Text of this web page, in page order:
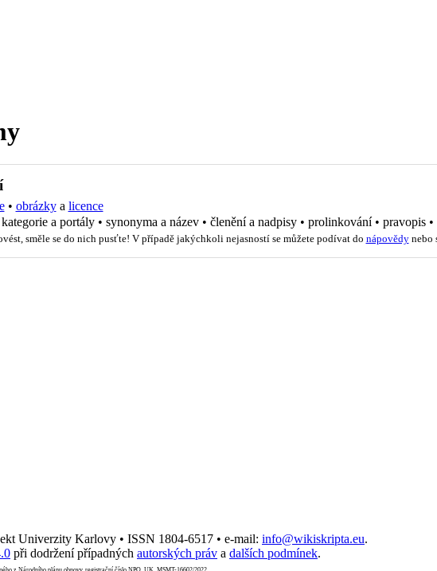
• obrázkya licence
kategorie a portály• synonyma a název • členění a nadpisy• prolinkování• pravopis•
směle se do nich pusťte! V případě jakýchkoli nejasností se můžete podívat do nápovědynebo
Univerzity Karlovy • ISSN 1804-6517 • e-mail: info@wikiskripta.eu.
při dodržení případných autorských práv a dalších podmínek.
z Národního plánu obnovy, registrační číslo NPO_UK_MSMT-16602/2022.